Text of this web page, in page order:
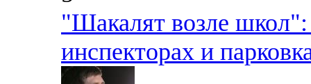
"Шакалят возле школ":
инспекторах и